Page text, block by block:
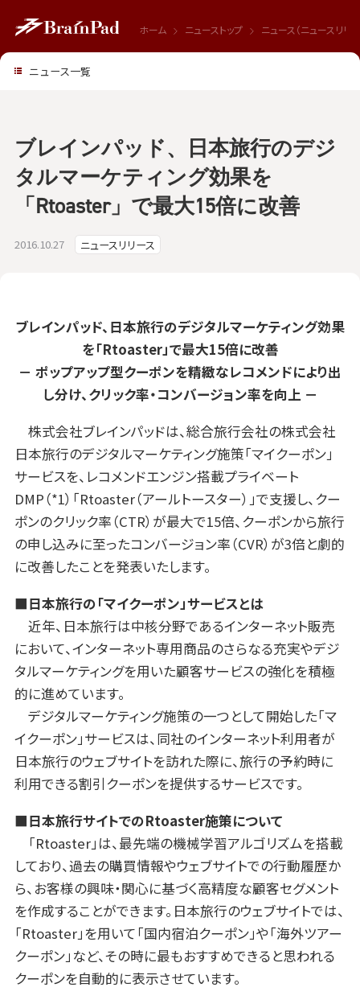
ホーム ニューストップ ニュース（ニュースリリー
2016.10.27 ニュースリリース
ブレインパッド、日本旅行のデジ
タルマーケティング効果を
「Rtoaster」で最大15倍に改善
ブレインパッド、日本旅行のデジタルマーケティング効果
を「Rtoaster」で最大15倍に改善
－ ポップアップ型クーポンを精緻なレコメンドにより出
し分け、クリック率・コンバージョン率を向上 －
株式会社ブレインパッドは、総合旅行会社の株式会社
日本旅行のデジタルマーケティング施策「マイクーポン」
サービスを、レコメンドエンジン搭載プライベート
DMP（*1）「Rtoaster（アールトースター）」で支援し、クー
ポンのクリック率（CTR）が最大で15倍、クーポンから旅行
の申し込みに至ったコンバージョン率（CVR）が3倍と劇的
に改善したことを発表いたします。
■日本旅行の「マイクーポン」サービスとは
近年、日本旅行は中核分野であるインターネット販売
において、インターネット専用商品のさらなる充実やデジ
タルマーケティングを用いた顧客サービスの強化を積極
的に進めています。
デジタルマーケティング施策の一つとして開始した「マ
イクーポン」サービスは、同社のインターネット利用者が
日本旅行のウェブサイトを訪れた際に、旅行の予約時に
利用できる割引クーポンを提供するサービスです。
■日本旅行サイトでのRtoaster施策について
「Rtoaster」は、最先端の機械学習アルゴリズムを搭載
しており、過去の購買情報やウェブサイトでの行動履歴か
ら、お客様の興味・関心に基づく高精度な顧客セグメント
を作成することができます。日本旅行のウェブサイトでは、
「Rtoaster」を用いて「国内宿泊クーポン」や「海外ツアー
クーポン」など、その時に最もおすすめできると思われる
クーポンを自動的に表示させています。
ニュース一覧